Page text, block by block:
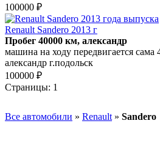
100000 ₽
Renault Sandero 2013 г
Пробег 40000 км, александр
машина на ходу передвигается сама
александр г.подольск
100000 ₽
Страницы: 1
Все автомобили » Renault » Sandero